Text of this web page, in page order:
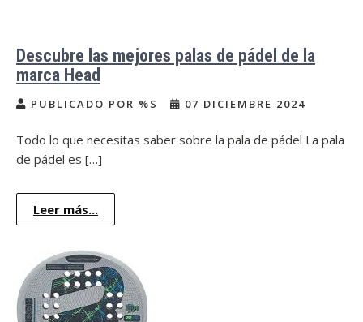
Descubre las mejores palas de pádel de la
marca Head
PUBLICADO POR %S 07 DICIEMBRE 2024
Todo lo que necesitas saber sobre la pala de pádel La pala
de pádel es […]
Leer más...